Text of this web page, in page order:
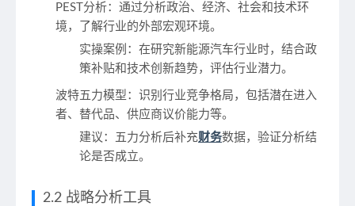
PEST分析：通过分析政治、经济、社会和技术环
境，了解行业的外部宏观环境。
实操案例：在研究新能源汽车行业时，结合政
策补贴和技术创新趋势，评估行业潜力。
波特五力模型 ：识别行业竞争格局，包括潜在进入
者、替代品、供应商议价能力等。
建议：五力分析后补充财务数据，验证分析结
论是否成立。
2.2 战略分析工具